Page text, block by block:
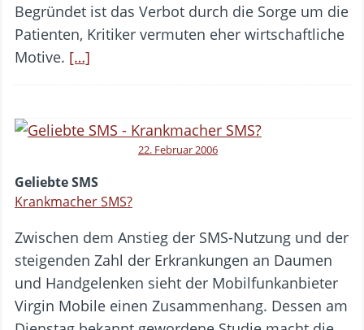
Begründet ist das Verbot durch die Sorge um die
Patienten, Kritiker vermuten eher wirtschaftliche
Motive. […]
22. Februar 2006
Geliebte SMS
Krankmacher SMS?
Zwischen dem Anstieg der SMS-Nutzung und der
steigenden Zahl der Erkrankungen an Daumen
und Handgelenken sieht der Mobilfunkanbieter
Virgin Mobile einen Zusammenhang. Dessen am